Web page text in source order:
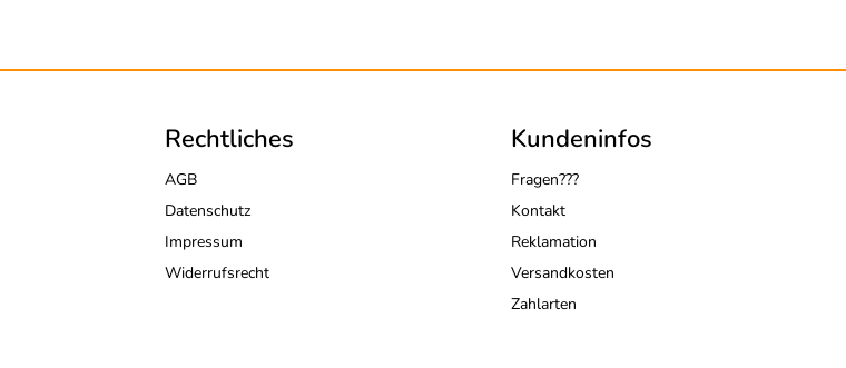
Rechtliches
AGB
Datenschutz
Impressum
Widerrufsrecht
Kundeninfos
Fragen???
Kontakt
Reklamation
Versandkosten
Zahlarten